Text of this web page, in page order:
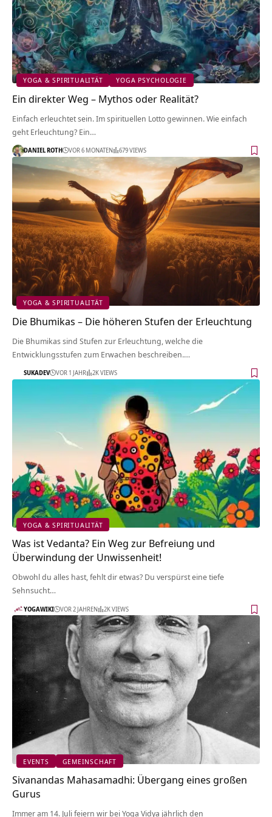
YOGA & SPIRITUALITÄT YOGA PSYCHOLOGIE
Ein direkter Weg – Mythos oder Realität?
Einfach erleuchtet sein. Im spirituellen Lotto gewinnen. Wie einfach
geht Erleuchtung? Ein…
DANIEL ROTH VOR 6 MONATEN 679 VIEWS
YOGA & SPIRITUALITÄT
Die Bhumikas – Die höheren Stufen der Erleuchtung
Die Bhumikas sind Stufen zur Erleuchtung, welche die
Entwicklungsstufen zum Erwachen beschreiben.…
SUKADEV VOR 1 JAHR 2K VIEWS
YOGA & SPIRITUALITÄT
Was ist Vedanta? Ein Weg zur Befreiung und
Überwindung der Unwissenheit!
Obwohl du alles hast, fehlt dir etwas? Du verspürst eine tiefe
Sehnsucht…
YOGAWIKI VOR 2 JAHREN 2K VIEWS
EVENTS GEMEINSCHAFT
Sivanandas Mahasamadhi: Übergang eines großen
Gurus
Immer am 14. Juli feiern wir bei Yoga Vidya jährlich den